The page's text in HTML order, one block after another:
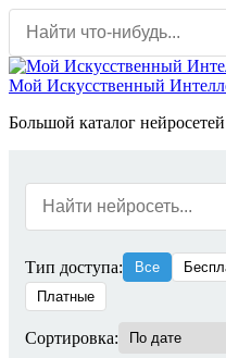
Перейти
содержанию
Мой Искусственный
Большой каталог
Тип доступа: Все
Платные
Сортировка: